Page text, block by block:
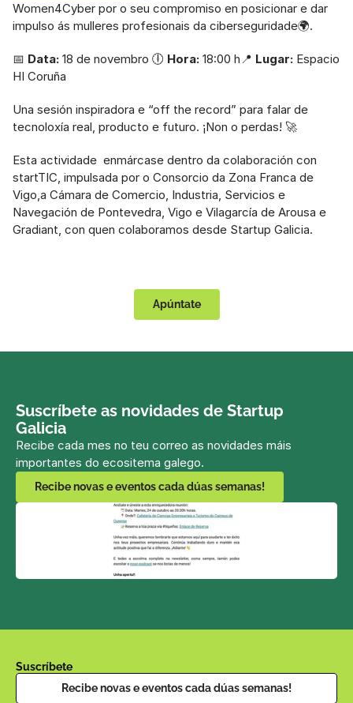
Women4Cyber por o seu compromiso en posicionar e dar
impulso ás mulleres profesionais da ciberseguridade🌍.
📅 Data: 18 de novembro 🕕 Hora: 18:00 h📍 Lugar: Espacio
HI Coruña
Una sesión inspiradora e “off the record” para falar de
tecnoloxía real, producto e futuro. ¡Non o perdas! 🚀
Esta actividade  enmárcase dentro da colaboración con
startTIC, impulsada por o Consorcio da Zona Franca de
Vigo,a Cámara de Comercio, Industria, Servicios e
Navegación de Pontevedra, Vigo e Vilagarcía de Arousa e
Gradiant, con quen colaboramos desde Startup Galicia.
Apúntate
Suscríbete as novidades de Startup
Galicia
Recibe cada mes no teu correo as novidades máis
importantes do ecositema galego.
Recibe novas e eventos cada dúas semanas!
Suscríbete
Recibe novas e eventos cada dúas semanas!